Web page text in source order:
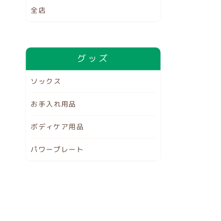
全店
グッズ
ソックス
お手入れ用品
ボディケア用品
パワープレート